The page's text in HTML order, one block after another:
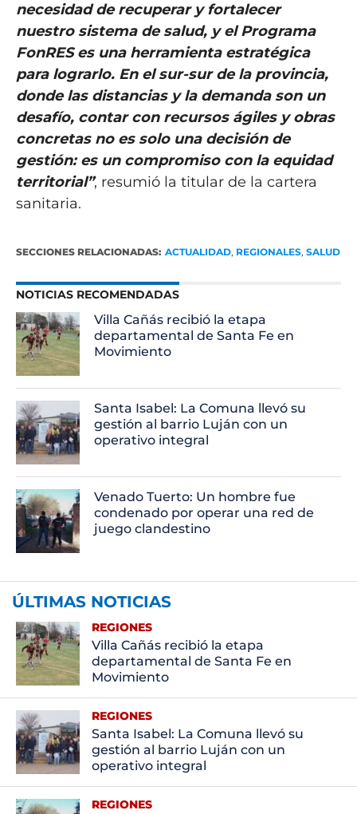
necesidad de recuperar y fortalecer
nuestro sistema de salud, y el Programa
FonRES es una herramienta estratégica
para lograrlo. En el sur-sur de la provincia,
donde las distancias y la demanda son un
desafío, contar con recursos ágiles y obras
concretas no es solo una decisión de
gestión: es un compromiso con la equidad
territorial”, resumió la titular de la cartera
sanitaria.
SECCIONES RELACIONADAS: ACTUALIDAD, REGIONALES, SALUD
NOTICIAS RECOMENDADAS
Villa Cañás recibió la etapa
departamental de Santa Fe en
Movimiento
Santa Isabel: La Comuna llevó su
gestión al barrio Luján con un
operativo integral
Venado Tuerto: Un hombre fue
condenado por operar una red de
juego clandestino
ÚLTIMAS NOTICIAS
REGIONES
Villa Cañás recibió la etapa
departamental de Santa Fe en
Movimiento
REGIONES
Santa Isabel: La Comuna llevó su
gestión al barrio Luján con un
operativo integral
REGIONES